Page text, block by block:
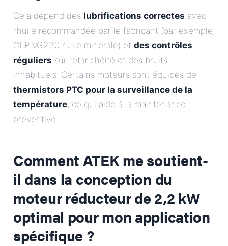
Cela dépend des lubrifications correctes avec
l’huile recommandée par le fabricant (par exemple,
CLP VG220 huile minérale) et des contrôles
réguliers sur l’étanchéité et des bruits
inhabituels. Certains moteurs sont équipés de
thermistors PTC pour la surveillance de la
température, ce qui aide à la maintenance
préventive.
Comment ATEK me soutient-
il dans la conception du
moteur réducteur de 2,2 kW
optimal pour mon application
spécifique ?